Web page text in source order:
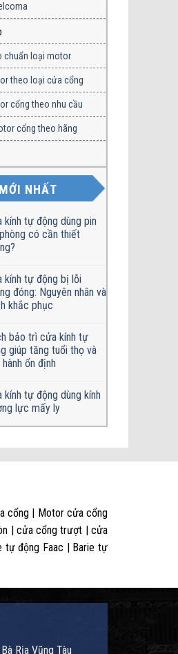
chuẩn loại motor
theo loại cửa cổng
cổng theo nhu cầu
cổng theo hãng
NHẤT
kính tự động dùng pin
có cần thiết
kính tự động bị lỗi
đóng: Nguyên nhân và
khắc phục
bảo trì cửa kính tự
giúp tăng tuổi thọ và
ổn định
kính tự động dùng kính
lực mấy ly
cổng | Motor cửa cổng
| cửa cổng trượt | cửa
tự động Faac | Barie tự
Rịa Vũng Tàu